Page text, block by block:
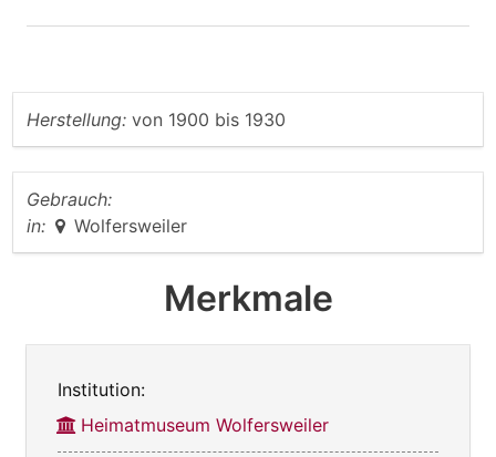
Herstellung: von 1900 bis 1930
Gebrauch:
in:
Wolfersweiler
Merkmale
Institution:
Heimatmuseum Wolfersweiler